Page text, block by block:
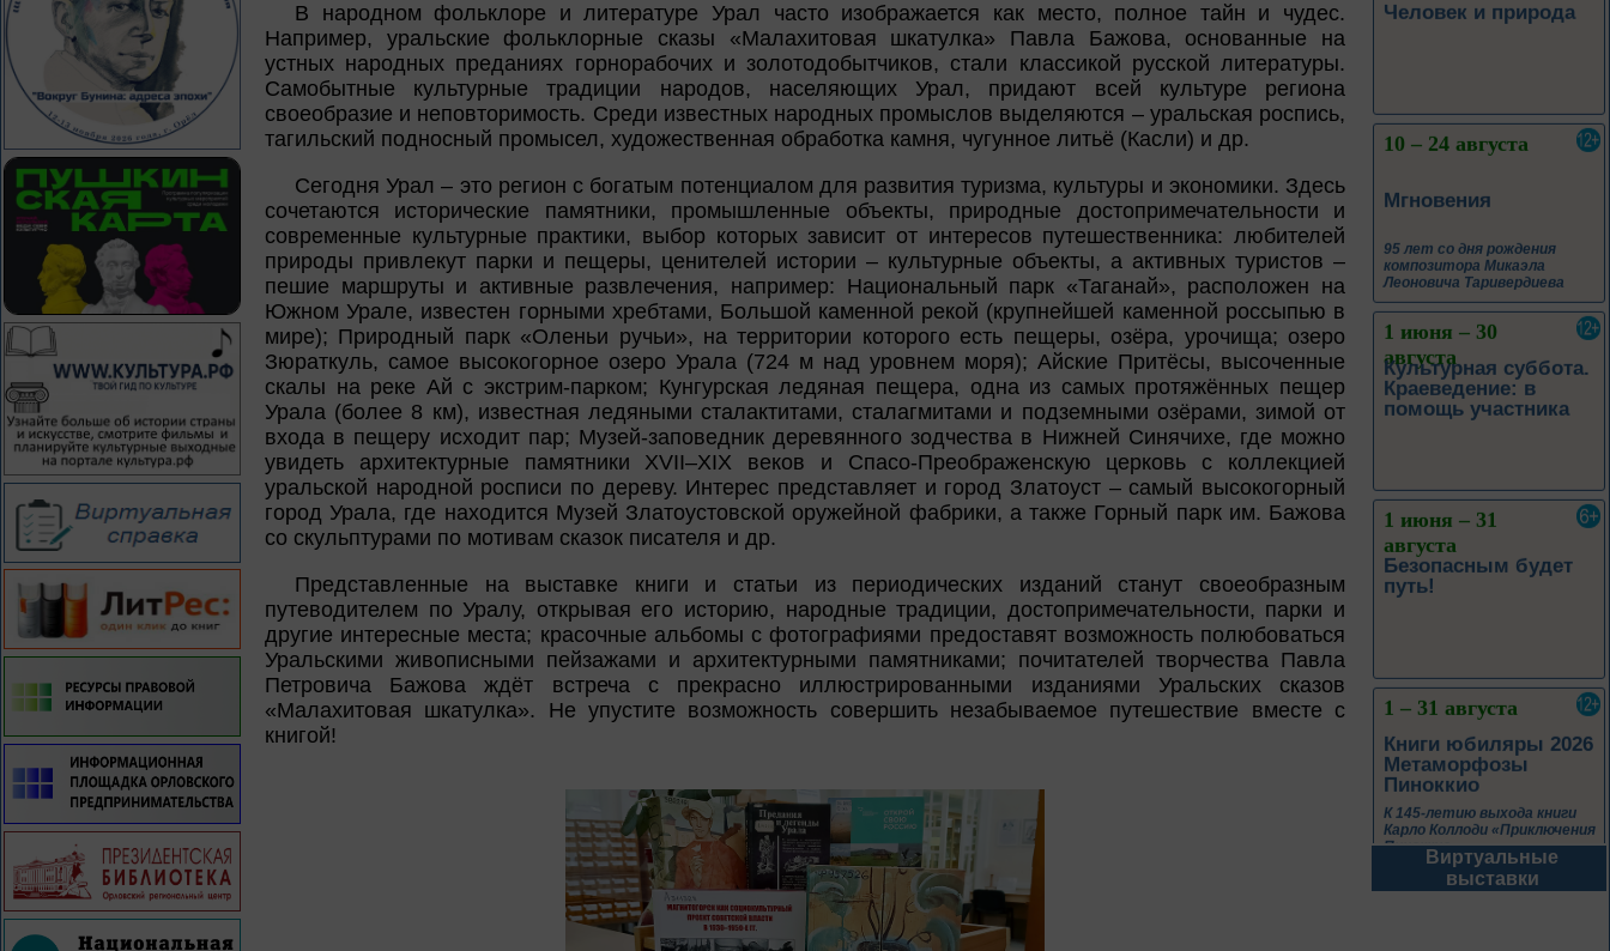
В народном фольклоре и литературе Урал часто изображается как место, полное тайн и чудес.
Например, уральские фольклорные сказы «Малахитовая шкатулка» Павла Бажова, основанные на
устных народных преданиях горнорабочих и золотодобытчиков, стали классикой русской литературы.
Самобытные культурные традиции народов, населяющих Урал, придают всей культуре региона
своеобразие и неповторимость. Среди известных народных промыслов выделяются – уральская роспись,
тагильский подносный промысел, художественная обработка камня, чугунное литьё (Касли) и др.
Сегодня Урал – это регион с богатым потенциалом для развития туризма, культуры и экономики. Здесь
сочетаются исторические памятники, промышленные объекты, природные достопримечательности и
современные культурные практики, выбор которых зависит от интересов путешественника: любителей
природы привлекут парки и пещеры, ценителей истории – культурные объекты, а активных туристов –
пешие маршруты и активные развлечения, например: Национальный парк «Таганай», расположен на
Южном Урале, известен горными хребтами, Большой каменной рекой (крупнейшей каменной россыпью в
мире); Природный парк «Оленьи ручьи», на территории которого есть пещеры, озёра, урочища; озеро
Зюраткуль, самое высокогорное озеро Урала (724 м над уровнем моря); Айские Притёсы, высоченные
скалы на реке Ай с экстрим-парком; Кунгурская ледяная пещера, одна из самых протяжённых пещер
Урала (более 8 км), известная ледяными сталактитами, сталагмитами и подземными озёрами, зимой от
входа в пещеру исходит пар; Музей-заповедник деревянного зодчества в Нижней Синячихе, где можно
увидеть архитектурные памятники XVII–XIX веков и Спасо-Преображенскую церковь с коллекцией
уральской народной росписи по дереву. Интерес представляет и город Златоуст – самый высокогорный
город Урала, где находится Музей Златоустовской оружейной фабрики, а также Горный парк им. Бажова
со скульптурами по мотивам сказок писателя и др.
Представленные на выставке книги и статьи из периодических изданий станут своеобразным
путеводителем по Уралу, открывая его историю, народные традиции, достопримечательности, парки и
другие интересные места; красочные альбомы с фотографиями предоставят возможность полюбоваться
Уральскими живописными пейзажами и архитектурными памятниками; почитателей творчества Павла
Петровича Бажова ждёт встреча с прекрасно иллюстрированными изданиями Уральских сказов
«Малахитовая шкатулка». Не упустите возможность совершить незабываемое путешествие вместе с
книгой!
10 – 24 августа
композитора Микаэла
Леоновича Таривердиева
1 июня – 30
августа
Культурная суббота.
Краеведение: в
помощь участника
1 июня – 31
августа
Безопасным будет
путь!
1 – 31 августа
Книги юбиляры 2026
Метаморфозы
Пиноккио
К 145-летию выхода книги
Карло Коллоди «Приключения
Пиноккио»
1 – 31 августа
Виртуальные
выставки